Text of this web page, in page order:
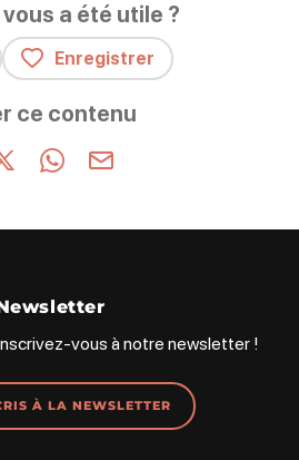
a été utile ?
Enregistrer
ce contenu
sur Facebook (nouvelle fenêtre)
Partager sur X / Twitter (nouvelle
Partager sur WhatsApp
Partager par mail
vous à notre newsletter !
À LA NEWSLETTER